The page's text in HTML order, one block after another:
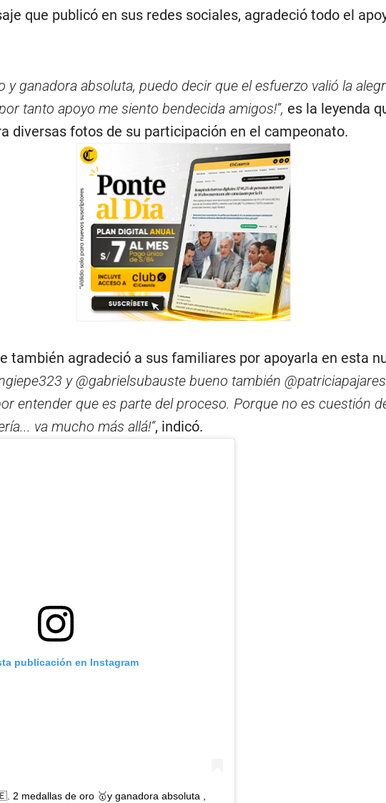
que publicó en sus redes sociales, agradeció todo el
y ganadora absoluta, puedo decir que el esfuerzo valió la
tanto apoyo me siento bendecida amigos!”, es la leyenda
diversas fotos de su participación en el campeonato.
también agradeció a sus familiares por apoyarla en esta
y @gabrielsubauste bueno también
entender que es parte del proceso. Porque no es cuestión
va mucho más allá!”, indicó.
publicación en Instagram
2 medallas de oro 🥇y ganadora absoluta ,